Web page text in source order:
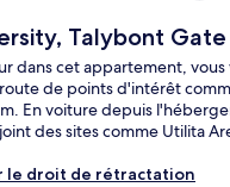
Talybont Gate
dans cet appartement,
de points d'intérêt
En voiture depuis
des sites comme Utilita
le droit de rétractation